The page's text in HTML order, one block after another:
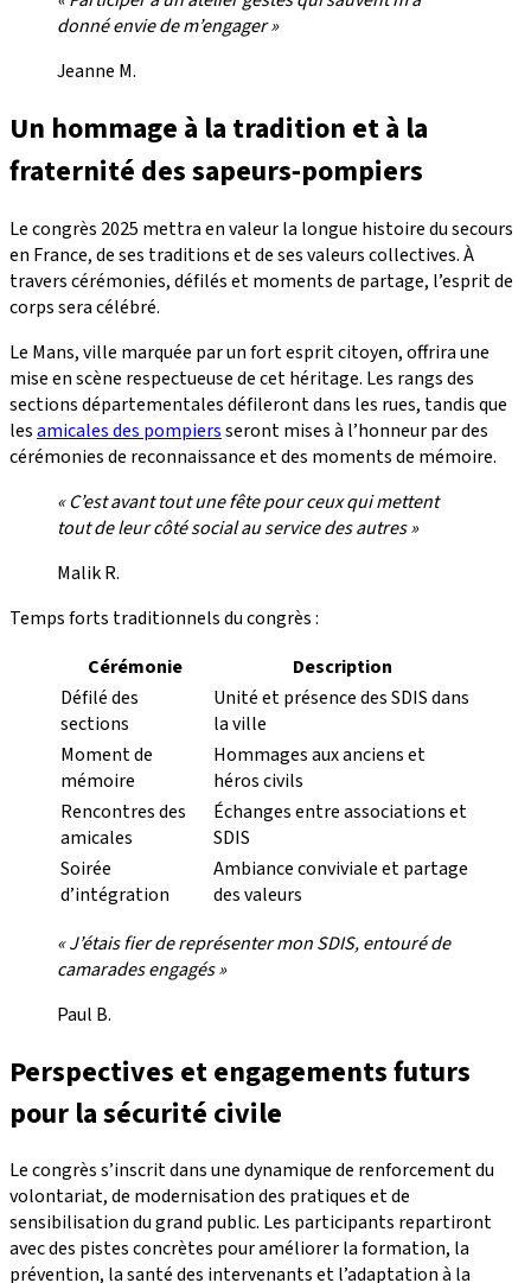
donné envie de m’engager »
Jeanne M.
Un hommage à la tradition et à la
fraternité des sapeurs‑pompiers
Le congrès 2025 mettra en valeur la longue histoire du secours
en France, de ses traditions et de ses valeurs collectives. À
travers cérémonies, défilés et moments de partage, l’esprit de
corps sera célébré.
Le Mans, ville marquée par un fort esprit citoyen, offrira une
mise en scène respectueuse de cet héritage. Les rangs des
sections départementales défileront dans les rues, tandis que
lesamicales des pompiersseront mises à l’honneur par des
cérémonies de reconnaissance et des moments de mémoire.
« C’est avant tout une fête pour ceux qui mettent
tout de leur côté social au service des autres »
Malik R.
Temps forts traditionnels du congrès :
Cérémonie
Description
Défilé des
sections
Unité et présence des SDIS dans
la ville
Moment de
mémoire
Hommages aux anciens et
héros civils
Rencontres des
amicales
Échanges entre associations et
SDIS
Soirée
d’intégration
Ambiance conviviale et partage
des valeurs
« J’étais fier de représenter mon SDIS, entouré de
camarades engagés »
Paul B.
Perspectives et engagements futurs
pour la sécurité civile
Le congrès s’inscrit dans une dynamique de renforcement du
volontariat, de modernisation des pratiques et de
sensibilisation du grand public. Les participants repartiront
avec des pistes concrètes pour améliorer la formation, la
prévention, la santé des intervenants et l’adaptation à la